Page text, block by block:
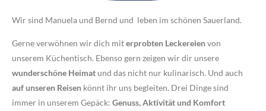
Wir sind Manuela und Bernd und leben im schönen Sauerland.
Gerne verwöhnen wir dich miterprobten Leckereienvon
unserem Küchentisch. Ebenso gern zeigen wir dir unsere
wunderschöne Heimat und das nicht nur kulinarisch. Und auch
auf unseren Reisen könnt ihr uns begleiten. Drei Dinge sind
immer in unserem Gepäck: Genuss, Aktivität und Komfort